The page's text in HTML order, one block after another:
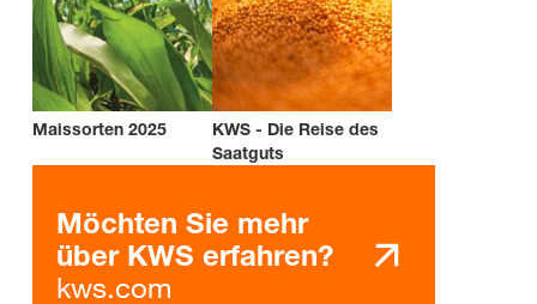
Maissorten 2025
KWS - Die Reise des
Saatguts
Möchten Sie mehr
über KWS erfahren?
kws.com